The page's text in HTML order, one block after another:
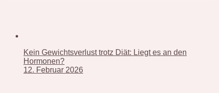
Kein Gewichtsverlust trotz Diät: Liegt es an den
Hormonen?
12. Februar 2026